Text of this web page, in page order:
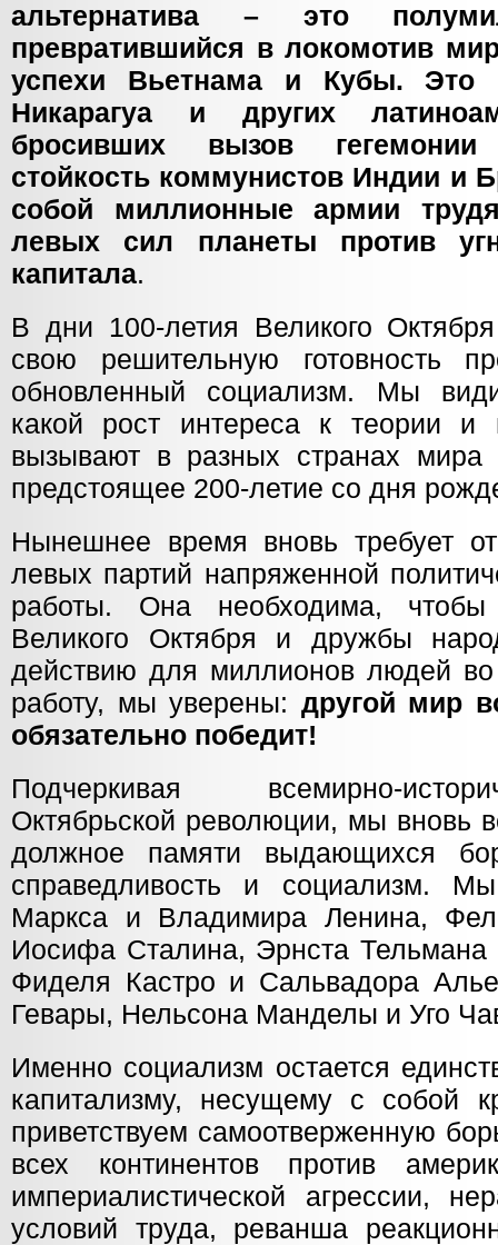
альтернатива – это
превратившийся в локомотив
успехи Вьетнама и Кубы. Это
Никарагуа и других
бросивших вызов
стойкость коммунистов Индии и
собой миллионные армии
левых сил планеты против
капитала.
В дни 100-летия Великого
свою решительную готовность
обновленный социализм. Мы
какой рост интереса к теории и
вызывают в разных странах мира
предстоящее 200-летие со дня
Нынешнее время вновь требует
левых партий напряженной
работы. Она необходима, чтобы
Великого Октября и дружбы
действию для миллионов людей
работу, мы уверены: другой мир
обязательно победит!
Подчеркивая всемирно-
Октябрьской революции, мы вновь
должное памяти выдающихся
справедливость и социализм.
Маркса и Владимира Ленина,
Иосифа Сталина, Эрнста Тельмана
Фиделя Кастро и Сальвадора
Гевары, Нельсона Манделы и Уго
Именно социализм остается
капитализму, несущему с собой
приветствуем самоотверженную
всех континентов против
империалистической агрессии,
условий труда, реванша